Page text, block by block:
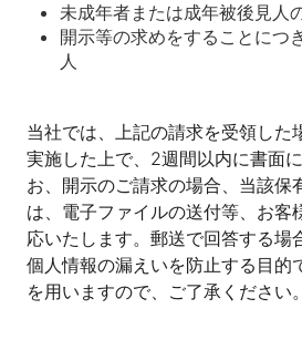
未成年者または成年被後見人
開示等の求めをすることにつ
人
当社では、上記の請求を受領した
実施した上で、2週間以内に書面
お、開示のご請求の場合、当該保
は、電子ファイルの送付等、お客
応いたします。郵送で回答する場
個人情報の漏えいを防止する目的
を用いますので、ご了承ください。